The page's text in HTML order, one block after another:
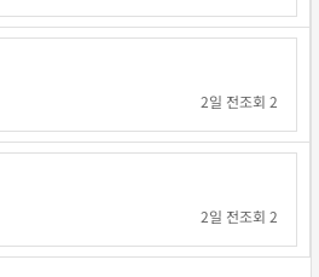
2일 전조회 2
2일 전조회 2